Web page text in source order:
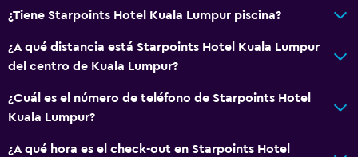
Lavabo bajo
Inodoro con barras de apoyo
Plantas superiores accesibles por ascensor
Salud y seguridad
¿Tiene Starpoints Hotel Kuala Lumpur piscina?
¿A qué distancia está Starpoints Hotel Kuala Lumpur
del centro de Kuala Lumpur?
¿Cuál es el número de teléfono de Starpoints Hotel
Kuala Lumpur?
¿A qué hora es el check-out en Starpoints Hotel